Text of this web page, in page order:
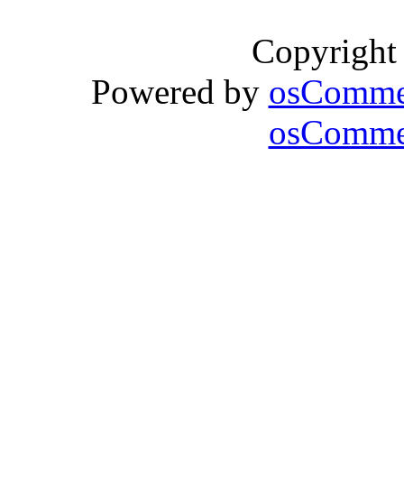
Powered by